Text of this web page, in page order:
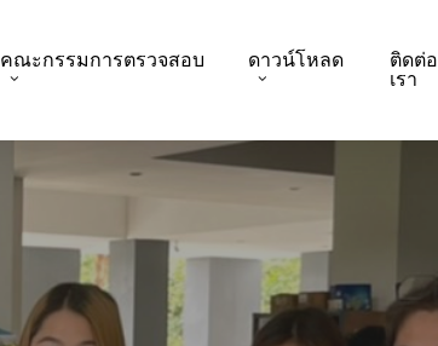
คณะกรรมการตรวจสอบ ดาวน์โหลด
ติดต่อ
เรา